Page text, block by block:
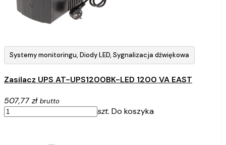
Systemy monitoringu, Diody LED, Sygnalizacja dźwiękowa
Zasilacz UPS AT-UPS1200BK-LED 1200 VA EAST
507,77 zł brutto
szt. Do koszyka